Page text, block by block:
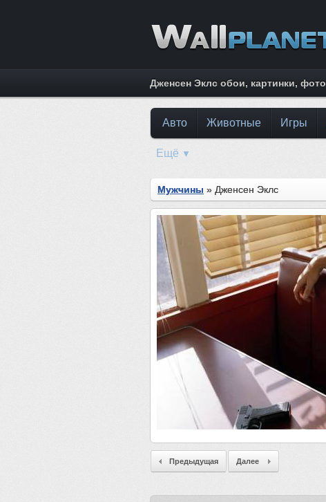
Дженсен Эклс обои, картинки, фото
Авто Животные Игры
Ещё ▼
Мужчины » Дженсен Эклс
Предыдущая Далее